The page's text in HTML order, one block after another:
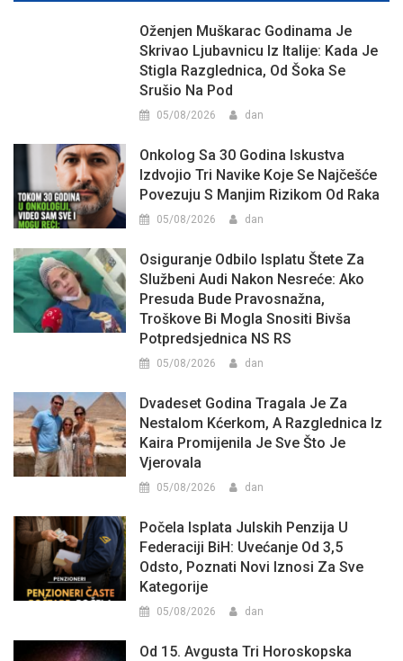
Oženjen Muškarac Godinama Je
Skrivao Ljubavnicu Iz Italije: Kada Je
Stigla Razglednica, Od Šoka Se
Srušio Na Pod
05/08/2026 dan
Onkolog Sa 30 Godina Iskustva
Izdvojio Tri Navike Koje Se Najčešće
Povezuju S Manjim Rizikom Od Raka
05/08/2026 dan
Osiguranje Odbilo Isplatu Štete Za
Službeni Audi Nakon Nesreće: Ako
Presuda Bude Pravosnažna,
Troškove Bi Mogla Snositi Bivša
Potpredsjednica NS RS
05/08/2026 dan
Dvadeset Godina Tragala Je Za
Nestalom Kćerkom, A Razglednica Iz
Kaira Promijenila Je Sve Što Je
Vjerovala
05/08/2026 dan
Počela Isplata Julskih Penzija U
Federaciji BiH: Uvećanje Od 3,5
Odsto, Poznati Novi Iznosi Za Sve
Kategorije
05/08/2026 dan
Od 15. Avgusta Tri Horoskopska